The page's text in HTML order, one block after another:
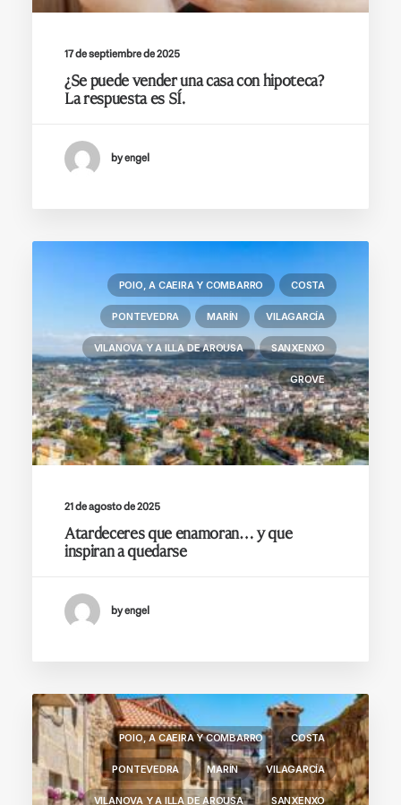
17 de septiembre de 2025
¿Se puede vender una casa con hipoteca?
La respuesta es SÍ.
by engel
POIO, A CAEIRA Y COMBARRO COSTA
PONTEVEDRA MARÍN VILAGARCÍA
VILANOVA Y A ILLA DE AROUSA SANXENXO
GROVE
21 de agosto de 2025
Atardeceres que enamoran… y que
inspiran a quedarse
by engel
POIO, A CAEIRA Y COMBARRO COSTA
PONTEVEDRA MARÍN VILAGARCÍA
VILANOVA Y A ILLA DE AROUSA SANXENXO